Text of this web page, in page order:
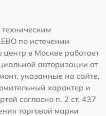
по истечении
в Москве работает
авторизации от
указанные на сайте,
характер и
согласно п. 2 ст. 437
торговой марки